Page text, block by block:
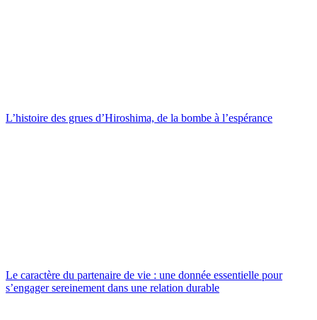
L’histoire des grues d’Hiroshima, de la bombe à l’espérance
Le caractère du partenaire de vie : une donnée essentielle pour
s’engager sereinement dans une relation durable